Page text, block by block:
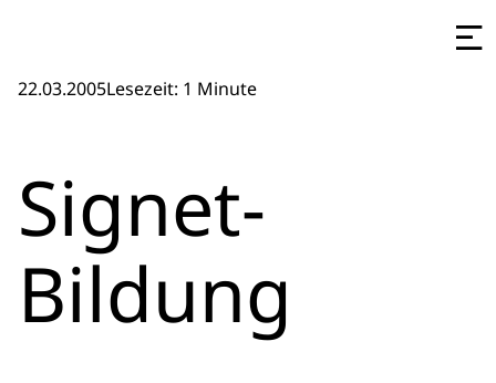
22.03.2005Lesezeit: 1 Minute
Signet-
Bildung